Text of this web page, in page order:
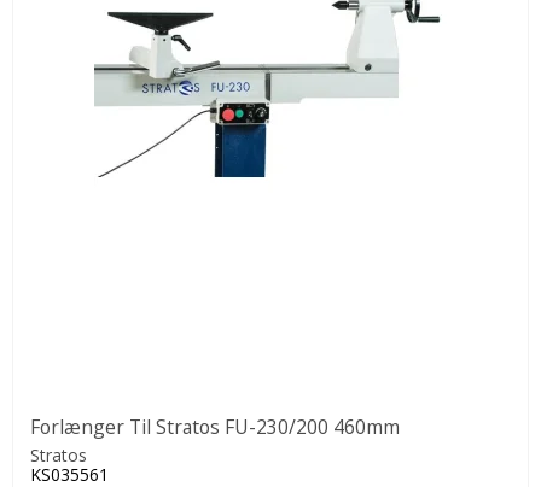
Forlænger Til Stratos FU-230/200 460mm
Stratos
KS035561